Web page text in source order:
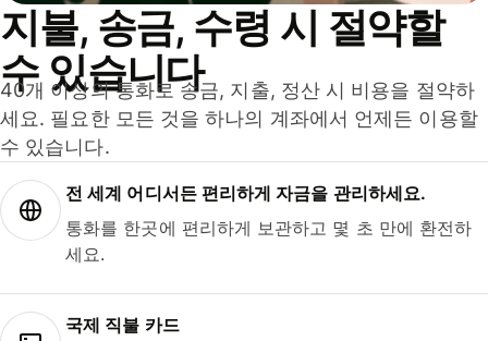
지불, 송금, 수령 시 절약할
수 있습니다
40개 이상의 통화로 송금, 지출, 정산 시 비용을 절약하
세요. 필요한 모든 것을 하나의 계좌에서 언제든 이용할
수 있습니다.
전 세계 어디서든 편리하게 자금을 관리하세요.
통화를 한곳에 편리하게 보관하고 몇 초 만에 환전하
세요.
국제 직불 카드